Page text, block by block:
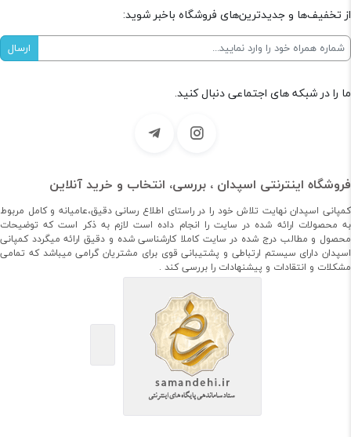
از تخفیف‌ها و جدیدترین‌های فروشگاه باخبر شوید:
ما را در شبکه های اجتماعی دنبال کنید.
فروشگاه اینترنتی اسپدان ، بررسی، انتخاب و خرید آنلاین
کمپانی اسپدان نهایت تلاش خود را در راستای اطلاع رسانی دقیق،عامیانه و کامل مربوط
به محصولات ارائه شده در سایت را انجام داده است لازم به ذکر است که توضیحات
محصول و مطالب درج شده در سایت کاملا کارشناسی شده و دقیق ارائه میگردد کمپانی
اسپدان دارای سیستم ارتباطی و پشتیبانی قوی برای مشتریان گرامی میباشد که تمامی
مشکلات و انتقادات و پیشنهادات را بررسی کند .